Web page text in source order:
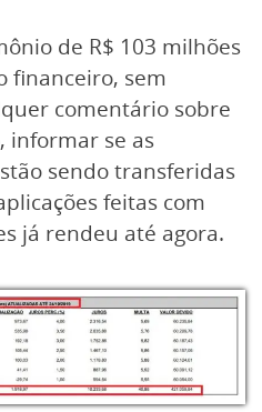
de R$ 103 milhões
financeiro, sem
comentário sobre
informar se as
sendo transferidas
feitas com
já rendeu até agora.